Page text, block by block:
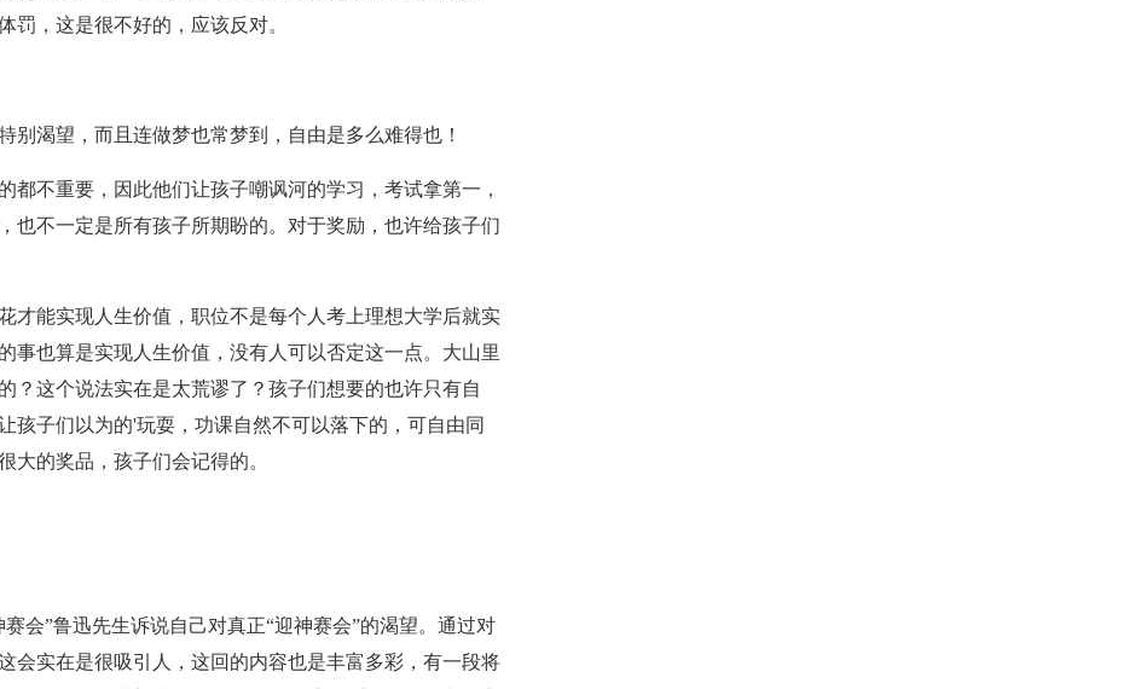
罚，这是很不好的，应该反对。
别渴望，而且连做梦也常梦到，自由是多么难得也！
都不重要，因此他们让孩子嘲讽河的学习，考试拿第一，
也不一定是所有孩子所期盼的。对于奖励，也许给孩子们
才能实现人生价值，职位不是每个人考上理想大学后就实
事也算是实现人生价值，没有人可以否定这一点。大山里
？这个说法实在是太荒谬了？孩子们想要的也许只有自
孩子们以为的'玩耍，功课自然不可以落下的，可自由同
大的奖品，孩子们会记得的。
会”鲁迅先生诉说自己对真正“迎神赛会”的渴望。通过对
会实在是很吸引人，这回的内容也是丰富多彩，有一段将